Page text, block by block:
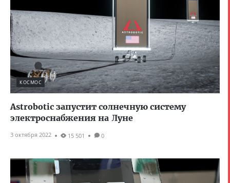
КОСМОС
Astrobotic запустит солнечную систему
электроснабжения на Луне
3 октября 2022 15 501 0